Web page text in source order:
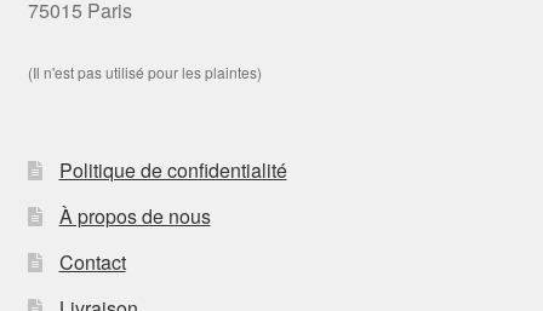
75015 Paris
(Il n'est pas utilisé pour les plaintes)
Politique de confidentialité
À propos de nous
Contact